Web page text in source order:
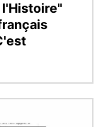
l'Histoire"